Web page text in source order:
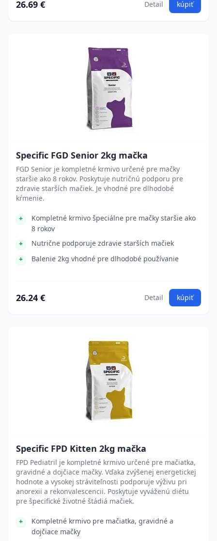
26.69 € Detail kúpiť
Specific FGD Senior 2kg mačka
FGD Senior je kompletné krmivo určené pre mačky
staršie ako 8 rokov. Poskytuje nutričnú podporu pre
zdravie starších mačiek. Je vhodné pre dlhodobé
kŕmenie.
Kompletné krmivo špeciálne pre mačky staršie ako
8 rokov
Nutrične podporuje zdravie starších mačiek
Balenie 2kg vhodné pre dlhodobé používanie
26.24 € Detail kúpiť
Specific FPD Kitten 2kg mačka
FPD Pediatril je kompletné krmivo určené pre mačiatka,
gravidné a dojčiace mačky. Vďaka zvýšenej energetickej
hodnote a vysokej stráviteľnosti podporuje výživu pri
anorexii a rekonvalescencii. Poskytuje vyváženú diétu
pre špecifické životné štádiá mačiek.
Kompletné krmivo pre mačiatka, gravidné a
dojčiace mačky